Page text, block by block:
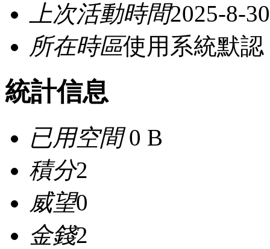
上次活動時間2025-8-
所在時區使用系統默認
統計信息
已用空間0 B
積分2
威望0
金錢2